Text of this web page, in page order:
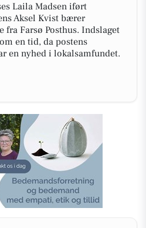
Laila Madsen iført
Aksel Kvist bærer
fra Farsø Posthus. Indslaget
en tid, da postens
en nyhed i lokalsamfundet.